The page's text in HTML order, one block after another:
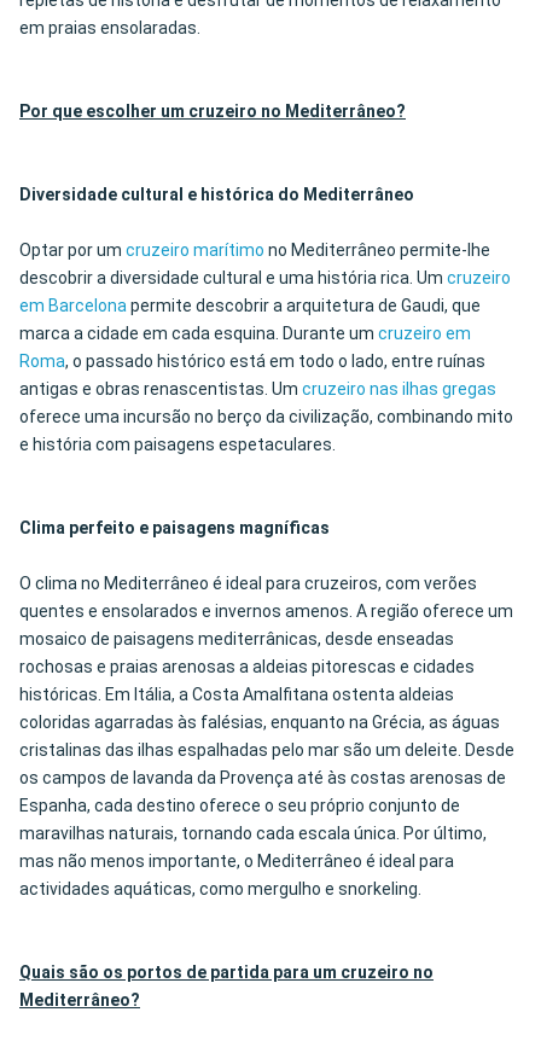
em praias ensolaradas.
Por que escolher um cruzeiro no Mediterrâneo?
Diversidade cultural e histórica do Mediterrâneo
Optar por um cruzeiro marítimo no Mediterrâneo permite-lhe
descobrir a diversidade cultural e uma história rica. Um cruzeiro
em Barcelonapermite descobrir a arquitetura de Gaudi, que
marca a cidade em cada esquina. Durante um cruzeiro em
Roma, o passado histórico está em todo o lado, entre ruínas
antigas e obras renascentistas. Um cruzeiro nas ilhas gregas
oferece uma incursão no berço da civilização, combinando mito
e história com paisagens espetaculares.
Clima perfeito e paisagens magníficas
O clima no Mediterrâneo é ideal para cruzeiros, com verões
quentes e ensolarados e invernos amenos. A região oferece um
mosaico de paisagens mediterrânicas, desde enseadas
rochosas e praias arenosas a aldeias pitorescas e cidades
históricas. Em Itália, a Costa Amalfitana ostenta aldeias
coloridas agarradas às falésias, enquanto na Grécia, as águas
cristalinas das ilhas espalhadas pelo mar são um deleite. Desde
os campos de lavanda da Provença até às costas arenosas de
Espanha, cada destino oferece o seu próprio conjunto de
maravilhas naturais, tornando cada escala única. Por último,
mas não menos importante, o Mediterrâneo é ideal para
actividades aquáticas, como mergulho e snorkeling.
Quais são os portos de partida para um cruzeiro no
Mediterrâneo?